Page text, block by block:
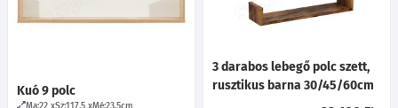
3 darabos lebegő polc szett,
rusztikus barna 30/45/60cm
Kuó 9 polc